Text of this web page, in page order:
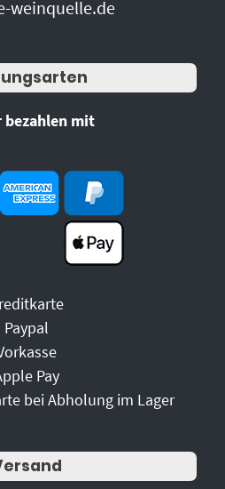
weinquelle.de
bezahlen mit
Paypal
Pay
bei Abholung im Lager